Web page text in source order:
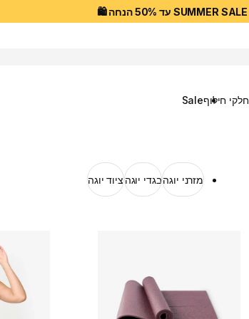
SUMMER SALE עד 50% הנחה 🛍️
חלקי חילוףSale
מזרני יוגהבגדי יוגה ציוד יוגה